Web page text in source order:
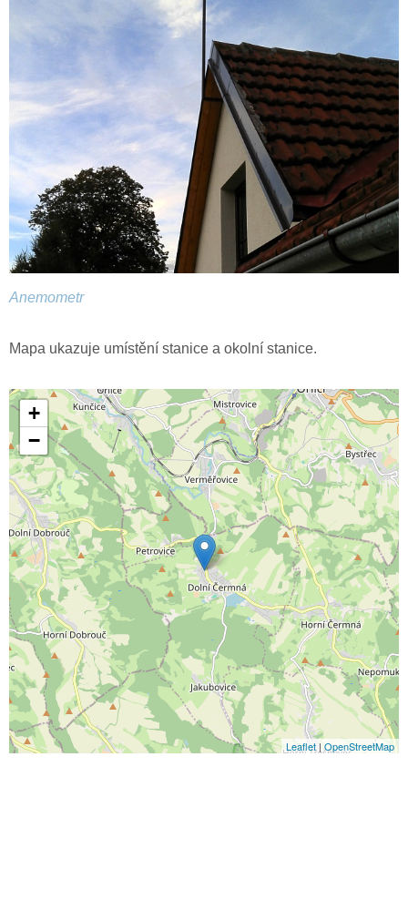
Anemometr
Mapa ukazuje umístění stanice a okolní stanice.
+
−
Leaflet |OpenStreetMap